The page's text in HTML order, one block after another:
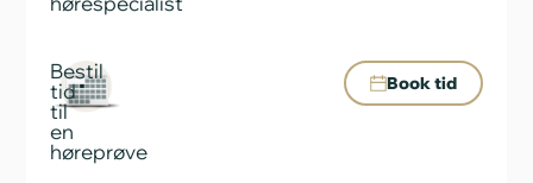
Bestil
tid
til
en
høreprøve
Book tid